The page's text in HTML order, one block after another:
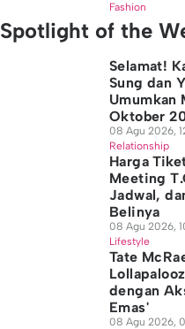
Fashion
Spotlight of the
Selamat!
Sung dan
Umumkan
Oktober
08 Agu 2026,
Relationship
Harga
Meeting
Jadwal,
Belinya
08 Agu 2026,
Lifestyle
Tate
dengan
Emas'
08 Agu 2026,